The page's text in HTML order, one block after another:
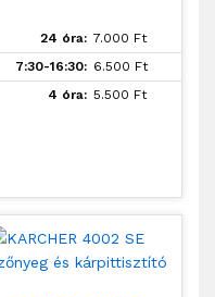
24 óra: 7.000 Ft
7:30-16:30: 6.500 Ft
4 óra: 5.500 Ft